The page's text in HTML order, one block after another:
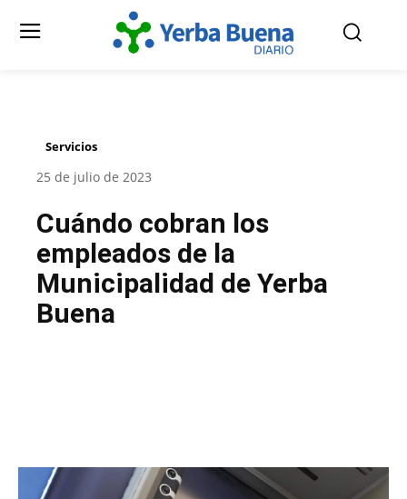
Servicios
25 de julio de 2023
Cuándo cobran los
empleados de la
Municipalidad de Yerba
Buena